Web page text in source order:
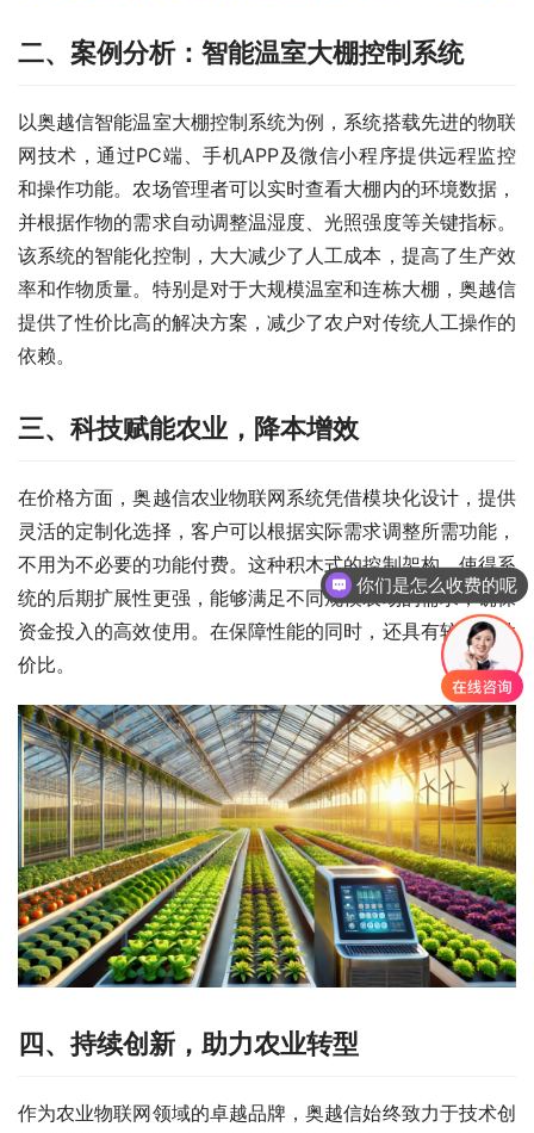
二、 案例分析：智能温室大棚控制系统
以奥越信智能温室大棚控制系统为例，系统搭载先进的物联
网技术，通过PC端、手机APP及微信小程序提供远程监控
和操作功能。农场管理者可以实时查看大棚内的环境数据，
并根据作物的需求自动调整温湿度、光照强度等关键指标。
该系统的智能化控制，大大减少了人工成本，提高了生产效
率和作物质量。特别是对于大规模温室和连栋大棚，奥越信
提供了性价比高的解决方案，减少了农户对传统人工操作的
依赖。
三、 科技赋能农业，降本增效
在价格方面，奥越信农业物联网系统凭借模块化设计，提供
灵活的定制化选择，客户可以根据实际需求调整所需功能，
不用为不必要的功能付费。这种积木式的控制架构，使得系
统的后期扩展性更强，能够满足不同规模农场的需求，确保
资金投入的高效使用。在保障性能的同时，还具有较高的性
价比。
四、持续创新，助力农业转型
作为农业物联网领域的卓越品牌，奥越信始终致力于技术创
你们是怎么收费的呢